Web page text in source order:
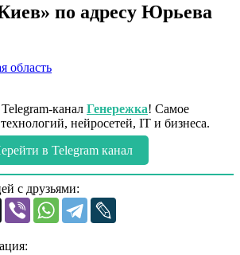
по адресу Юрьева
область
канал Генережка! Самое
нейросетей, IT и бизнеса.
в Telegram канал
с друзьями: